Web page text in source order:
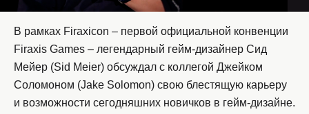
В рамках Firaxicon – первой официальной конвенции
Firaxis Games – легендарный гейм-дизайнер Сид
Мейер (Sid Meier) обсуждал с коллегой Джейком
Соломоном (Jake Solomon) свою блестящую карьеру
и возможности сегодняшних новичков в гейм-дизайне.